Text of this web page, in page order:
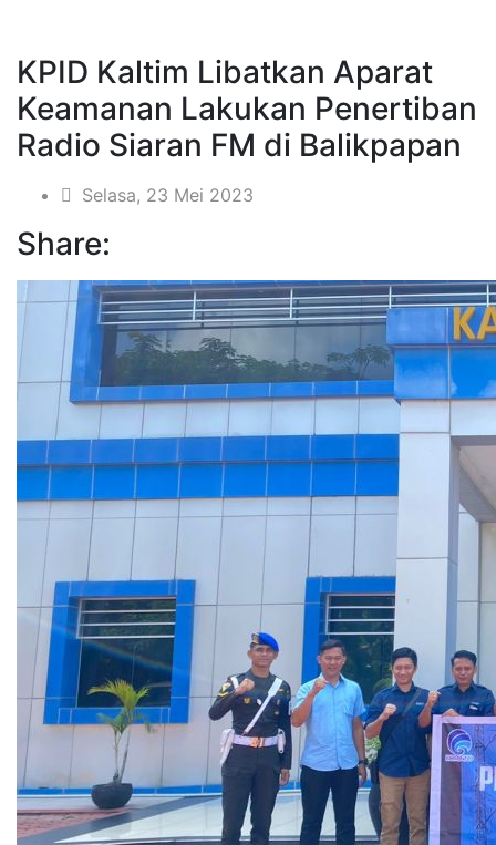
KPID Kaltim Libatkan Aparat
Keamanan Lakukan Penertiban
Radio Siaran FM di Balikpapan
Selasa, 23 Mei 2023
Share: